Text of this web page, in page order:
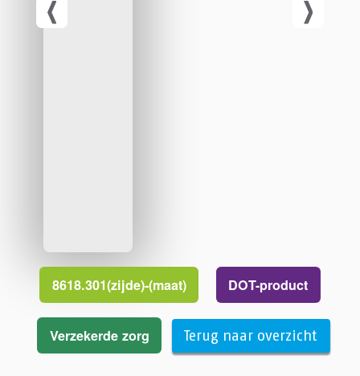
8618.301(zijde)-(maat) DOT-product
Verzekerde zorg Terug naar overzicht